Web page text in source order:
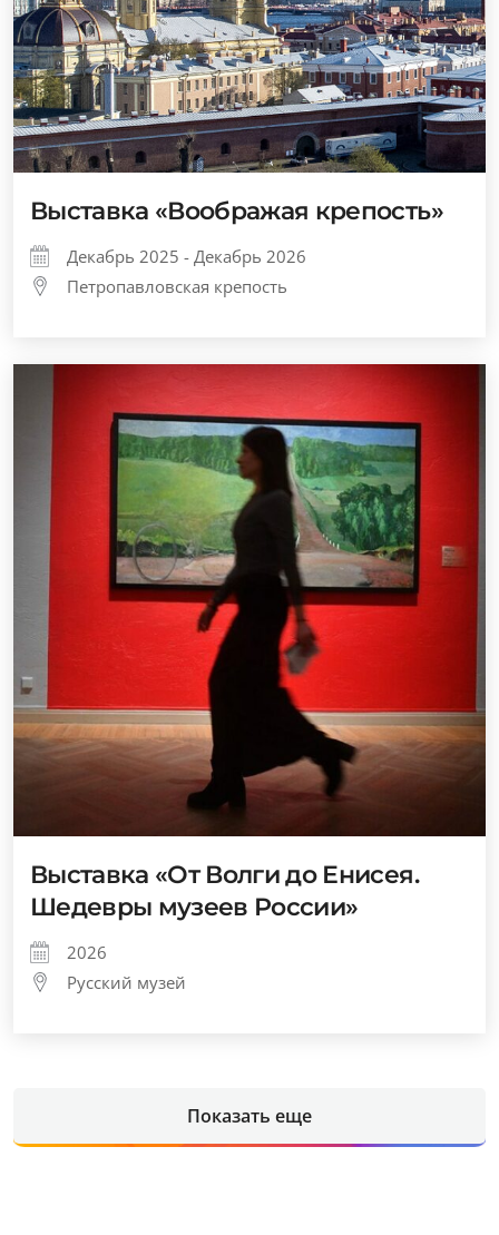
Выставка «Воображая крепость»
Декабрь 2025 - Декабрь 2026
Петропавловская крепость
Выставка «От Волги до Енисея.
Шедевры музеев России»
2026
Русский музей
Показать еще